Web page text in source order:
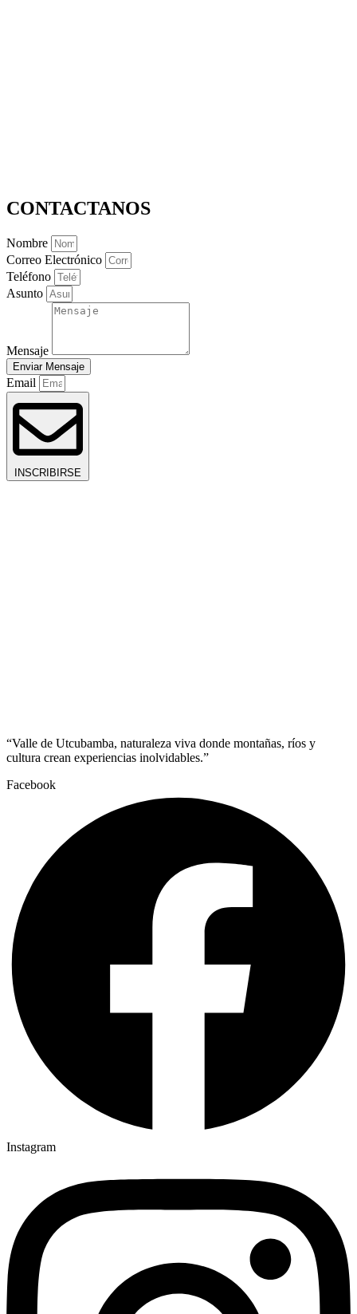
CONTACTANOS
Nombre
Correo Electrónico
Teléfono
Asunto
Mensaje
Enviar Mensaje
Email
INSCRIBIRSE
“Valle de Utcubamba, naturaleza viva donde montañas, ríos y
cultura crean experiencias inolvidables.”
Facebook
Instagram